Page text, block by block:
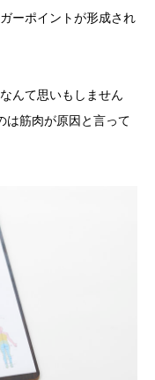
ーポイントが形成され
んて思いもしません
は筋肉が原因と言って